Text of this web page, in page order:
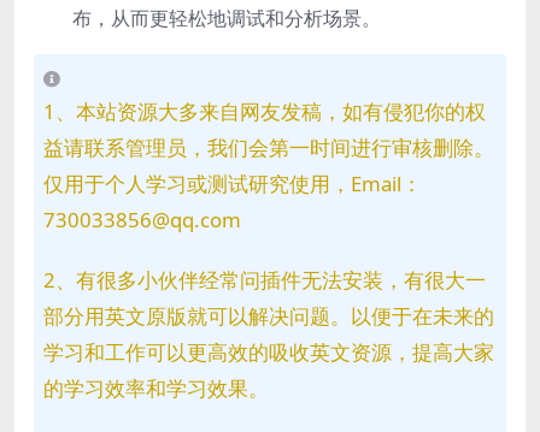
布，从而更轻松地调试和分析场景。
1、本站资源大多来自网友发稿，如有侵犯你的权
益请联系管理员，我们会第一时间进行审核删除。
仅用于个人学习或测试研究使用，Email：
730033856@qq.com
2、有很多小伙伴经常问插件无法安装，有很大一
部分用英文原版就可以解决问题。以便于在未来的
学习和工作可以更高效的吸收英文资源，提高大家
的学习效率和学习效果。